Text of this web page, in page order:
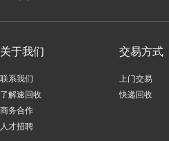
关于我们
联系我们
了解速回收
商务合作
人才招聘
交易方式
上门交易
快递回收